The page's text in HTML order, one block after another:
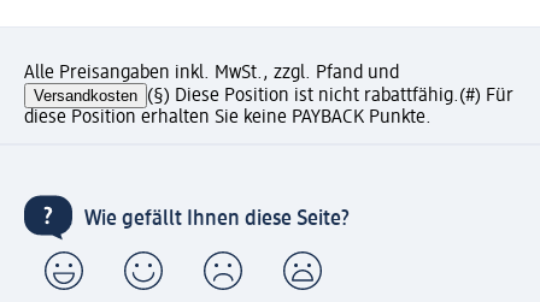
Alle Preisangaben inkl. MwSt., zzgl. Pfand und
Versandkosten (§) Diese Position ist nicht rabattfähig.(#) Für
diese Position erhalten Sie keine PAYBACK Punkte.
Wie gefällt Ihnen diese Seite?